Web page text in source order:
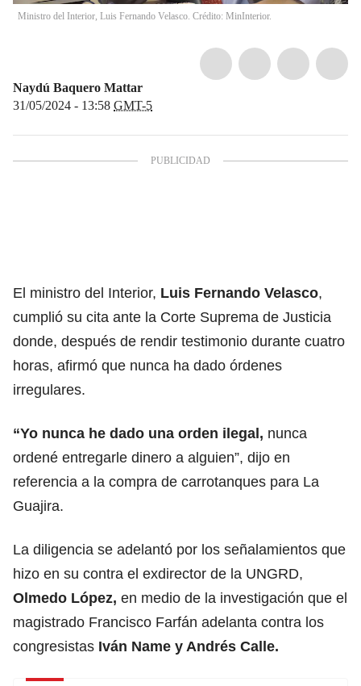
Ministro del Interior, Luis Fernando Velasco. Crédito: MinInterior.
Naydú Baquero Mattar
31/05/2024 - 13:58 GMT-5
El ministro del Interior, Luis Fernando Velasco,
cumplió su cita ante la Corte Suprema de Justicia
donde, después de rendir testimonio durante cuatro
horas, afirmó que nunca ha dado órdenes
irregulares.
“Yo nunca he dado una orden ilegal, nunca
ordené entregarle dinero a alguien”, dijo en
referencia a la compra de carrotanques para La
Guajira.
La diligencia se adelantó por los señalamientos que
hizo en su contra el exdirector de la UNGRD,
Olmedo López, en medio de la investigación que el
magistrado Francisco Farfán adelanta contra los
congresistas Iván Name y Andrés Calle.